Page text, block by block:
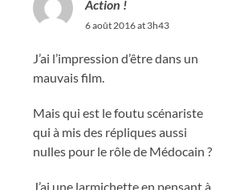
Action !
6 août 2016 at 3h43
J’ai l’impression d’être dans un
mauvais film.
Mais qui est le foutu scénariste
qui à mis des répliques aussi
nulles pour le rôle de Médocain ?
J’ai une larmichette en pensant à